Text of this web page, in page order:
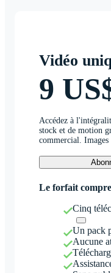
Vidéo
9
Accédez à
stock et de motion
commercial. Images
Le forfait
Cinq
Un pack
Aucune